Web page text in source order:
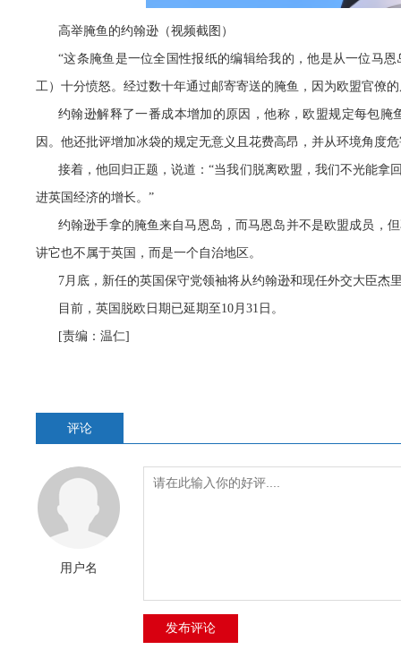
高举腌鱼的约翰逊（视频截图）
“这条腌鱼是一位全国性报纸的编辑给我的，他是从一位马
工）十分愤怒。经过数十年通过邮寄寄送的腌鱼，因为欧盟官僚
约翰逊解释了一番成本增加的原因，他称，欧盟规定每包
因。他还批评增加冰袋的规定无意义且花费高昂，并从环境角度
接着，他回归正题，说道：“当我们脱离欧盟，我们不光能
进英国经济的增长。”
约翰逊手拿的腌鱼来自马恩岛，而马恩岛并不是欧盟成员，
讲它也不属于英国，而是一个自治地区。
7月底，新任的英国保守党领袖将从约翰逊和现任外交大臣杰
目前，英国脱欧日期已延期至10月31日。
[责编：温仁]
评论
用户名